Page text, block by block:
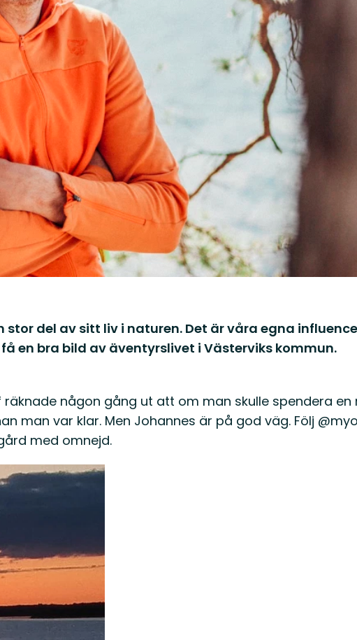
del av sitt liv i naturen. Det är våra egna
en bra bild av äventyrslivet i Västerviks kommun.
någon gång ut att om man skulle spendera en
man var klar. Men Johannes är på god väg. Följ
med omnejd.